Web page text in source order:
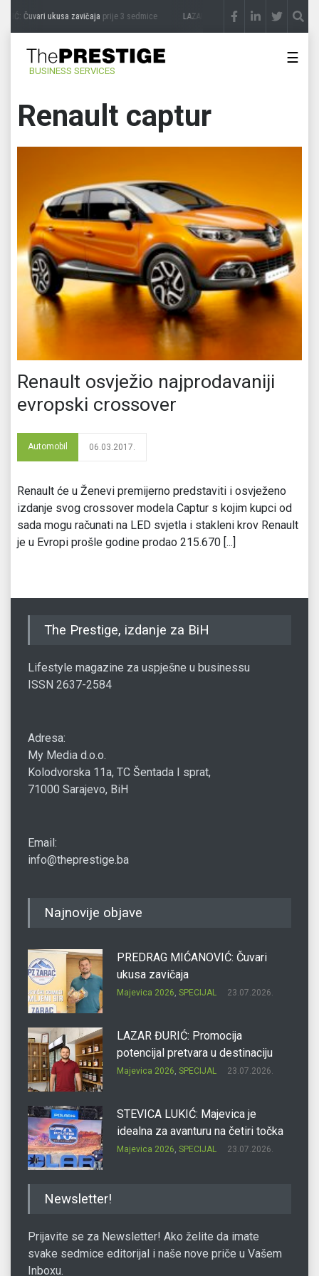
Čuvari ukusa zavičajaprije 3 sedmice LAZAR ĐURIĆ: Promocija potencijal
BUSINESS SERVICES
☰
Renault captur
Renault osvježio najprodavaniji
evropski crossover
Automobil 06.03.2017.
Renault će u Ženevi premijerno predstaviti i osvježeno
izdanje svog crossover modela Captur s kojim kupci od
sada mogu računati na LED svjetla i stakleni krov Renault
je u Evropi prošle godine prodao 215.670 [...]
The Prestige, izdanje za BiH
Lifestyle magazine za uspješne u businessu
ISSN 2637-2584
Adresa:
My Media d.o.o.
Kolodvorska 11a, TC Šentada I sprat,
71000 Sarajevo, BiH
Email:
info@theprestige.ba
Najnovije objave
PREDRAG MIĆANOVIĆ: Čuvari
ukusa zavičaja
Majevica 2026, SPECIJAL 23.07.2026.
LAZAR ĐURIĆ: Promocija
potencijal pretvara u destinaciju
Majevica 2026, SPECIJAL 23.07.2026.
STEVICA LUKIĆ: Majevica je
idealna za avanturu na četiri točka
Majevica 2026, SPECIJAL 23.07.2026.
Newsletter!
Prijavite se za Newsletter! Ako želite da imate
svake sedmice editorijal i naše nove priče u Vašem
Inboxu.